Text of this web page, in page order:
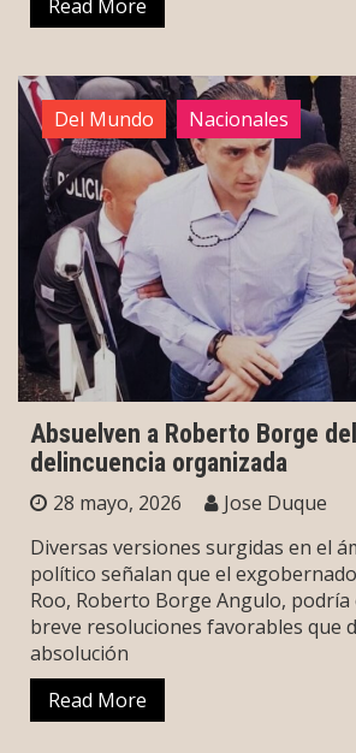
Read More
Del Mundo Nacionales
Absuelven a Roberto Borge
delincuencia organizada
28 mayo, 2026
Jose Duque
Diversas versiones surgidas en el
político señalan que el
Roo, Roberto Borge Angulo,
breve resoluciones favorables que
absolución
Read More